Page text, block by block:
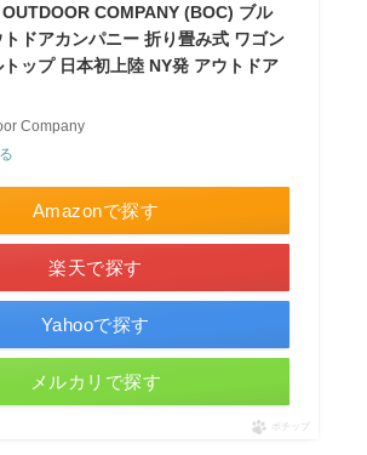
COMPANY (BOC) ブル
トドアカンパニー 折り畳み式 ワゴン
ップ 日本初上陸 NY発 アウトドア
Company
Amazonで探す
楽天で探す
Yahooで探す
メルカリで探す
ポチップ